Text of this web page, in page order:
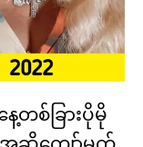
စ်ခြားပိုမို